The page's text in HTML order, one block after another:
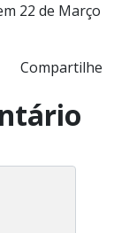
22 de Março
Compartilhe